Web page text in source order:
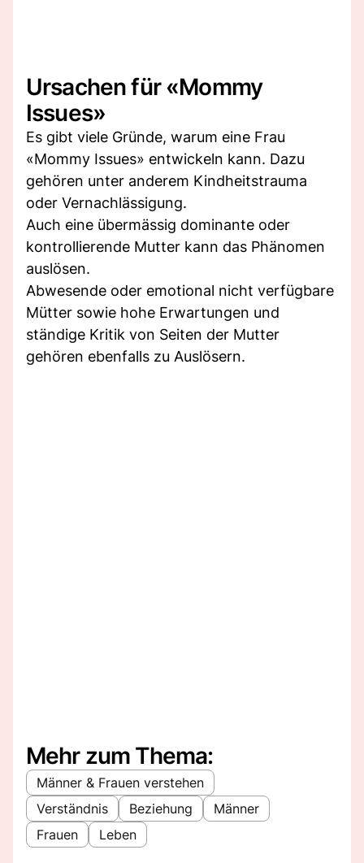
Ursachen für «Mommy
Issues»
Es gibt viele Gründe, warum eine Frau
«Mommy Issues» entwickeln kann. Dazu
gehören unter anderem Kindheitstrauma
oder Vernachlässigung.
Auch eine übermässig dominante oder
kontrollierende Mutter kann das Phänomen
auslösen.
Abwesende oder emotional nicht verfügbare
Mütter sowie hohe Erwartungen und
ständige Kritik von Seiten der Mutter
gehören ebenfalls zu Auslösern.
Mehr zum Thema:
Männer & Frauen verstehen
Verständnis
Beziehung
Männer
Frauen
Leben